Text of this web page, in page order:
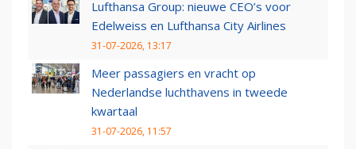
Lufthansa Group: nieuwe CEO’s voor
Edelweiss en Lufthansa City Airlines
31-07-2026, 13:17
Meer passagiers en vracht op
Nederlandse luchthavens in tweede
kwartaal
31-07-2026, 11:57